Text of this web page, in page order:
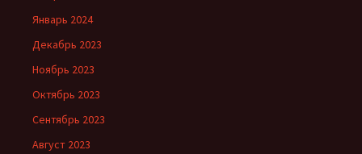
Январь 2024
Декабрь 2023
Ноябрь 2023
Октябрь 2023
Сентябрь 2023
Август 2023